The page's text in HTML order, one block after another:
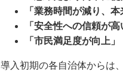
「業務時間が減り、
「安全性への信頼が高
「市民満足度が向上」
導入初期の各自治体からは